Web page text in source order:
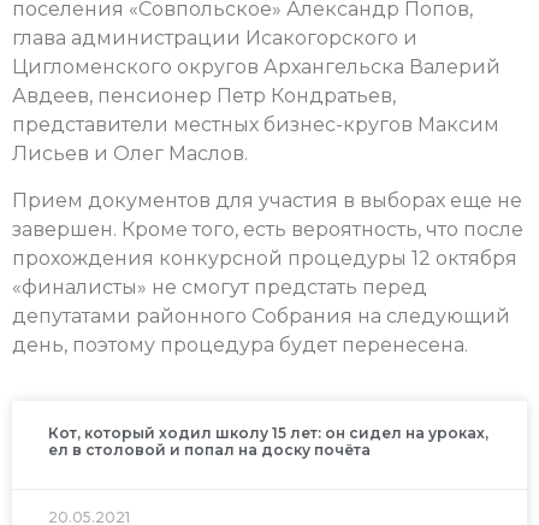
поселения «Совпольское» Александр Попов,
глава администрации Исакогорского и
Цигломенского округов Архангельска Валерий
Авдеев, пенсионер Петр Кондратьев,
представители местных бизнес-кругов Максим
Лисьев и Олег Маслов.
Прием документов для участия в выборах еще не
завершен. Кроме того, есть вероятность, что после
прохождения конкурсной процедуры 12 октября
«финалисты» не смогут предстать перед
депутатами районного Собрания на следующий
день, поэтому процедура будет перенесена.
Кот, который ходил школу 15 лет: он сидел на уроках,
ел в столовой и попал на доску почёта
20.05.2021